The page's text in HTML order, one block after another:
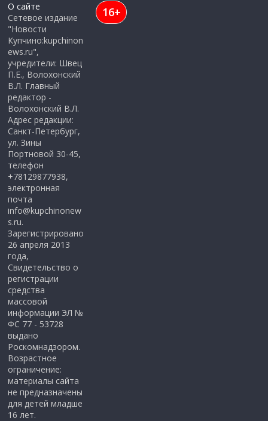
О сайте
Сетевое издание
"Новости
Купчино:kupchinon
ews.ru",
учредители: Швец
П.Е., Волохонский
В.Л. Главный
редактор -
Волохонский В.Л.
Адрес редакции:
Санкт-Петербург,
ул. Зины
Портновой 30-45,
телефон
+78129877938,
электронная
почта
info@kupchinonew
s.ru.
Зарегистрировано
26 апреля 2013
года,
Свидетельство о
регистрации
средства
массовой
информации ЭЛ №
ФС 77 - 53728
выдано
Роскомнадзором.
Возрастное
ограничение:
материалы сайта
не предназначены
для детей младше
16 лет.
16+